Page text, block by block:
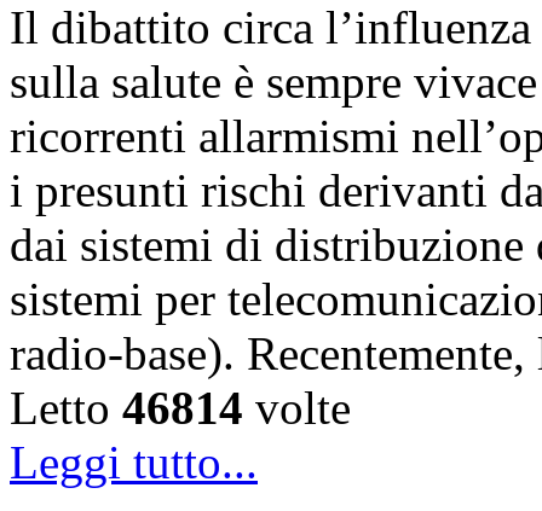
Il dibattito circa
sulla salute è sempre
ricorrenti allarmismi
i presunti rischi derivanti
dai sistemi di distribuzione
sistemi per
radio-base).
Letto 46814 volte
Leggi tutto...